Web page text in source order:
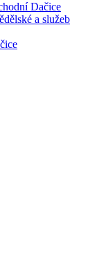
Dačice
a služeb